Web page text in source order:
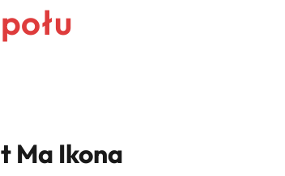
Ma Ikona